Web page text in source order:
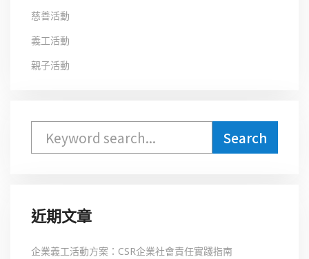
慈善活動
義工活動
親子活動
近期文章
企業義工活動方案：CSR企業社會責任實踐指南